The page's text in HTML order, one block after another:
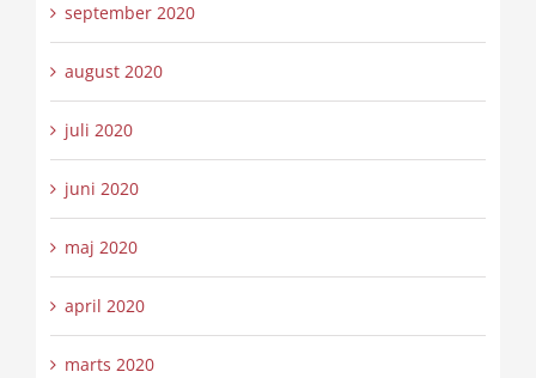
september 2020
august 2020
juli 2020
juni 2020
maj 2020
april 2020
marts 2020